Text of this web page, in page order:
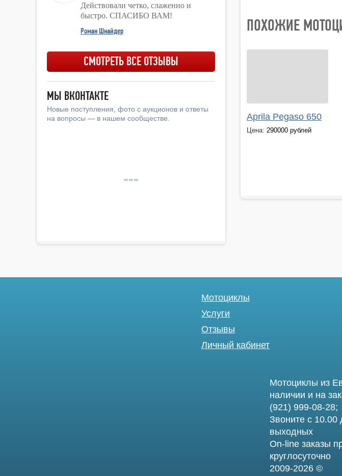
ПОХОЖИЕ
Aprila Pegaso 650
Цена: 290000 рублей
Действовали четко, слаженно и
быстро. СПАСИБО ВАМ!
Роман Шнайдер
СМОТРЕТЬ ВСЕ ОТЗЫВЫ
МЫ ВКОНТАКТЕ
Новые поступления, фото с аукционов и ответы
на вопросы — в нашем сообществе.
Мотоциклы
Услуги
Отзывы
Личный кабинет
Мотоциклы из
наличии и на
(921) 999-08-28;
Звоните с 10.00
выходных
On-line заказы
круглосуточно
2009-2026 ©